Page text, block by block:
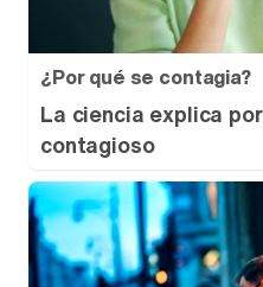
¿Por qué se contagia?
La ciencia explica
contagioso